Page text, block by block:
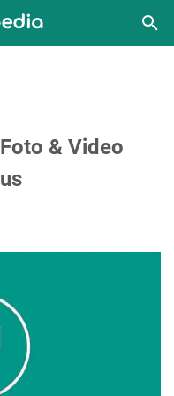
& Video